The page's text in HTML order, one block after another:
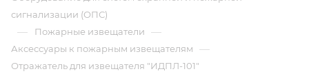
сигнализации (ОПС)
— Пожарные извещатели —
Аксессуары к пожарным извещателям —
Отражатель для извещателя "ИДПЛ-101"